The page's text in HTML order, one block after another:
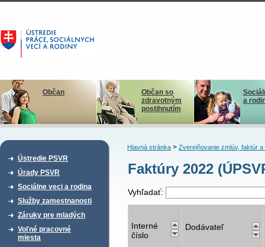
Občan
Občan so
zdravotným
postihnutím
a
Ústredie PSVR
Úrady PSVR
Sociálne veci a rodina
Služby zamestnanosti
Záruky pre mladých
Voľné pracovné
miesta
Hlavná stránka> Zverejňovanie zmlúv, faktúr a
Faktúry 2022
Vyhľadať:
Interné
číslo
Dodávateľ